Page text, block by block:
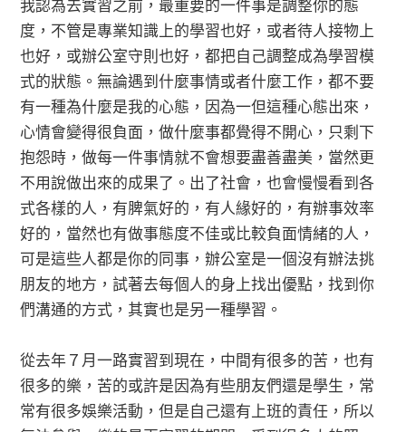
度，不管是專業知識上的學習也好，或者待人接物上
也好，或辦公室守則也好，都把自己調整成為學習模
式的狀態。無論遇到什麼事情或者什麼工作，都不要
有一種為什麼是我的心態，因為一但這種心態出來，
心情會變得很負面，做什麼事都覺得不開心，只剩下
抱怨時，做每一件事情就不會想要盡善盡美，當然更
不用說做出來的成果了。出了社會，也會慢慢看到各
式各樣的人，有脾氣好的，有人緣好的，有辦事效率
好的，當然也有做事態度不佳或比較負面情緒的人，
可是這些人都是你的同事，辦公室是一個沒有辦法挑
朋友的地方，試著去每個人的身上找出優點，找到你
們溝通的方式，其實也是另一種學習。
從去年７月一路實習到現在，中間有很多的苦，也有
很多的樂，苦的或許是因為有些朋友們還是學生，常
常有很多娛樂活動，但是自己還有上班的責任，所以